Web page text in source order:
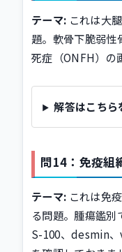
テーマ: これは大
題。軟骨下脆弱性
死症（ONFH）の
解答はこちら
問14：免疫組
テーマ: これは免
る問題。腫瘍鑑別
S-100、desmin